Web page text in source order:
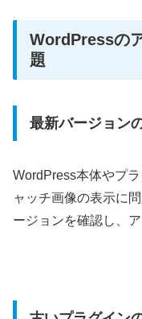
WordPressの
題
最新バージョン
WordPress本体やプ
ャッチ画像の表示に
ージョンを確認し、